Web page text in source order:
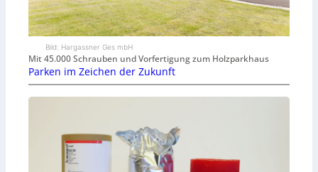
Bild: Hargassner Ges mbH
Mit 45.000 Schrauben und Vorfertigung zum Holzparkhaus
Parken im Zeichen der Zukunft